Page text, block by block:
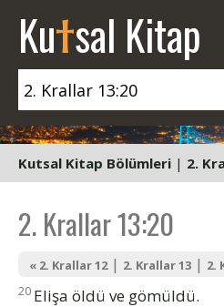
Kutsal Kitap
Kutsal Kitap Bölümleri | 2.
2. Krallar 13:20
« 2. Krallar 12| 2. Krallar 13 | 2.
20 Elişa öldü ve gömüldü.